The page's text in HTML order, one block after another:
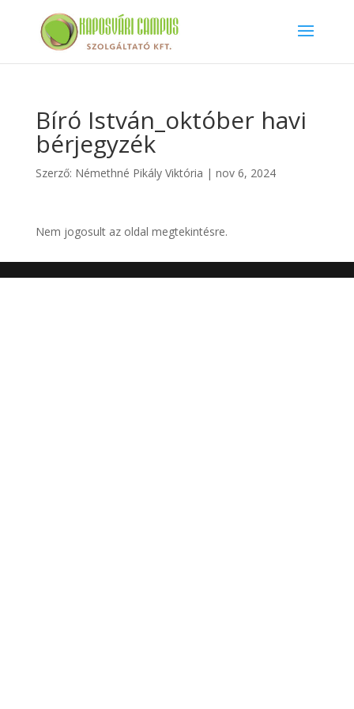
Bíró István_október havi
bérjegyzék
Szerző: Némethné Pikály Viktória | nov 6, 2024
Nem jogosult az oldal megtekintésre.